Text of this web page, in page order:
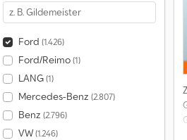
Ford (1.426)
Ford/Reimo(1)
LANG(1)
Mercedes-Benz (2.807)
Benz (2.796)
VW(1.246)